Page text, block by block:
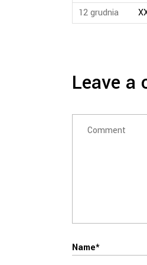
12 grudnia
Leave a